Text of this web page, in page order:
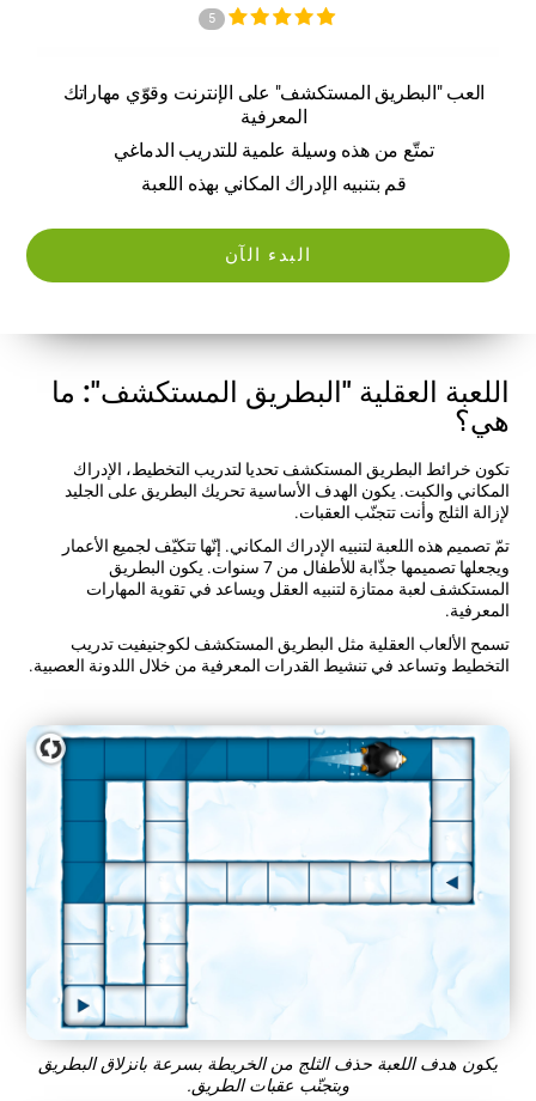
5
العب "البطريق المستكشف" على الإنترنت وقوّي مهاراتك
المعرفية
تمتّع من هذه وسيلة علمية للتدريب الدماغي
قم بتنبيه الإدراك المكاني بهذه اللعبة
البدء الآن
اللعبة العقلية "البطريق المستكشف": ما
هي؟
تكون خرائط البطريق المستكشف تحديا لتدريب التخطيط، الإدراك
المكاني والكبت. يكون الهدف الأساسية تحريك البطريق على الجليد
لإزالة الثلج وأنت تتجنّب العقبات.
تمّ تصميم هذه اللعبة لتنبيه الإدراك المكاني. إنّها تتكيّف لجميع الأعمار
ويجعلها تصميمها جذّابة للأطفال من 7 سنوات. يكون البطريق
المستكشف لعبة ممتازة لتنبيه العقل ويساعد في تقوية المهارات
المعرفية.
تسمح الألعاب العقلية مثل البطريق المستكشف لكوجنيفيت تدريب
التخطيط وتساعد في تنشيط القدرات المعرفية من خلال اللدونة العصبية.
يكون هدف اللعبة حذف الثلج من الخريطة بسرعة بانزلاق البطريق
وبتجنّب عقبات الطريق.